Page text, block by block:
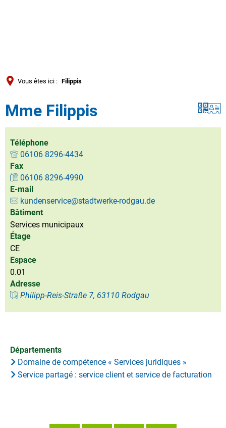
Vous êtes ici : Filippis
Mme Filippis
Téléphone
06106 8296-4434
Fax
06106 8296-4990
E-mail
kundenservice@stadtwerke-rodgau.de
Bâtiment
Services municipaux
Étage
CE
Espace
0.01
Adresse
Philipp-Reis-Straße 7, 63110 Rodgau
Départements
Domaine de compétence « Services juridiques »
Service partagé : service client et service de facturation